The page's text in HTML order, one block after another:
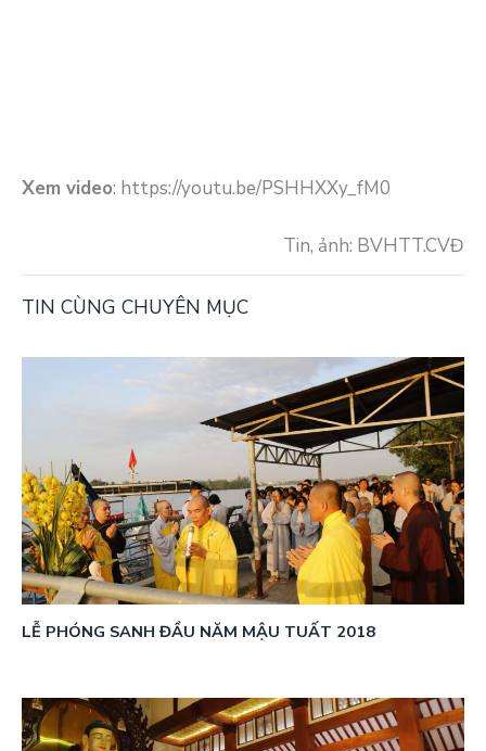
Xem video: https://youtu.be/PSHHXXy_fM0
Tin, ảnh: BVHTT.CVĐ
TIN CÙNG CHUYÊN MỤC
LỄ PHÓNG SANH ĐẦU NĂM MẬU TUẤT 2018